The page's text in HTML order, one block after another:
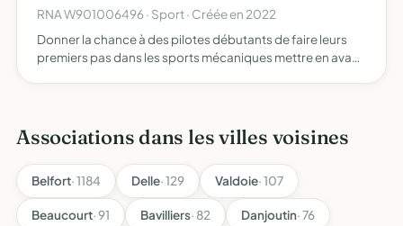
RNA W901006496 · Sport · Créée en 2022
Donner la chance à des pilotes débutants de faire leurs
premiers pas dans les sports mécaniques mettre en avant
Associations dans les villes voisines
Belfort· 1184 Delle· 129 Valdoie· 107
Beaucourt· 91 Bavilliers· 82 Danjoutin· 76